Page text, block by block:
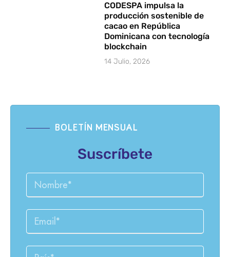
CODESPA impulsa la
producción sostenible de
cacao en República
Dominicana con tecnología
blockchain
14 Julio, 2026
BOLETÍN MENSUAL
Suscríbete